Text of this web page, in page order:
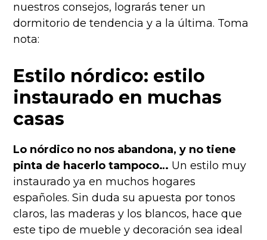
nuestros consejos, lograrás tener un
dormitorio de tendencia y a la última. Toma
nota:
Estilo nórdico: estilo
instaurado en muchas
casas
Lo nórdico no nos abandona, y no tiene
pinta de hacerlo tampoco… Un estilo muy
instaurado ya en muchos hogares
españoles. Sin duda su apuesta por tonos
claros, las maderas y los blancos, hace que
este tipo de mueble y decoración sea ideal